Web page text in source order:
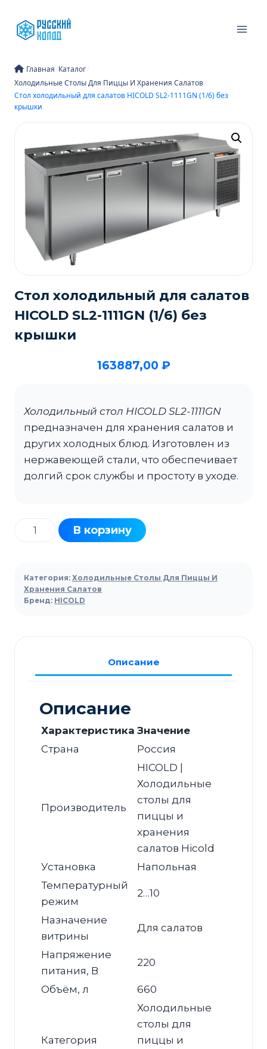
содержимому
Главная/Каталог/
Холодильные Столы Для Пиццы И Хранения Салатов/
Стол холодильный для салатов HICOLD SL2-1111GN (1/6) без
крышки
Стол холодильный для салатов
HICOLD SL2-1111GN (1/6) без
крышки
163887,00 ₽
Холодильный стол HICOLD SL2-1111GN
предназначен для хранения салатов и
других холодных блюд. Изготовлен из
нержавеющей стали, что обеспечивает
долгий срок службы и простоту в уходе.
Количество
товара
холодильный
для
салатов
SL2-
крышки
В корзину
Категория: Холодильные Столы Для Пиццы И
Хранения Салатов
Бренд: HICOLD
Описание
Описание
Характеристика Значение
Страна
Россия
Производитель
HICOLD |
Холодильные
столы для
пиццы и
хранения
салатов Hicold
Установка
Напольная
Температурный
режим
2…10
Назначение
витрины
Для салатов
Напряжение
питания, В
220
Объём, л 660
Категория
Холодильные
столы для
пиццы и